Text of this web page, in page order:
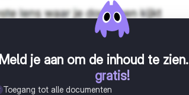
Meld je aan om de inhoud te zien.
gratis!
Toegang tot alle documenten